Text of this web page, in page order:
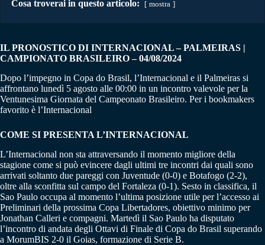
Cosa troverai in questo articolo: mostra
IL PRONOSTICO DI INTERNACIONAL – PALMEIRAS |
CAMPIONATO BRASILEIRO – 04/08/2024
Dopo l’impegno in Copa do Brasil, l’Internacional e il Palmeiras si
affrontano lunedì 5 agosto alle 00:00 in un incontro valevole per la
Ventunesima Giornata del Campeonato Brasileiro. Per i bookmakers
favorito è l’Internacional
COME SI PRESENTA L’INTERNACIONAL
L’Internacional non sta attraversando il momento migliore della
stagione come si può evincere dagli ultimi tre incontri dai quali sono
arrivati soltanto due pareggi con Juventude (0-0) e Botafogo (2-2),
oltre alla sconfitta sul campo del Fortaleza (0-1). Sesto in classifica, il
Sao Paulo occupa al momento l’ultima posizione utile per l’accesso ai
Preliminari della prossima Copa Libertadores, obiettivo minimo per
Jonathan Calleri e compagni. Martedì il Sao Paulo ha disputato
l’incontro di andata degli Ottavi di Finale di Copa do Brasil superando
a MorumBIS 2-0 il Goias, formazione di Serie B.